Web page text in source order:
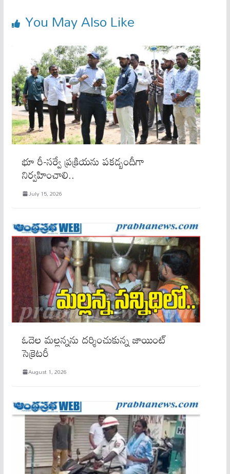
You May Also Like
భూ రీ-సర్వే ప్రక్రియను పకడ్బందీగా
నిర్వహించాలి..
July 15, 2026
ఓదెల మల్లన్నను దర్శించుకున్న జాయింట్
సెక్రెటరీ
August 1, 2026